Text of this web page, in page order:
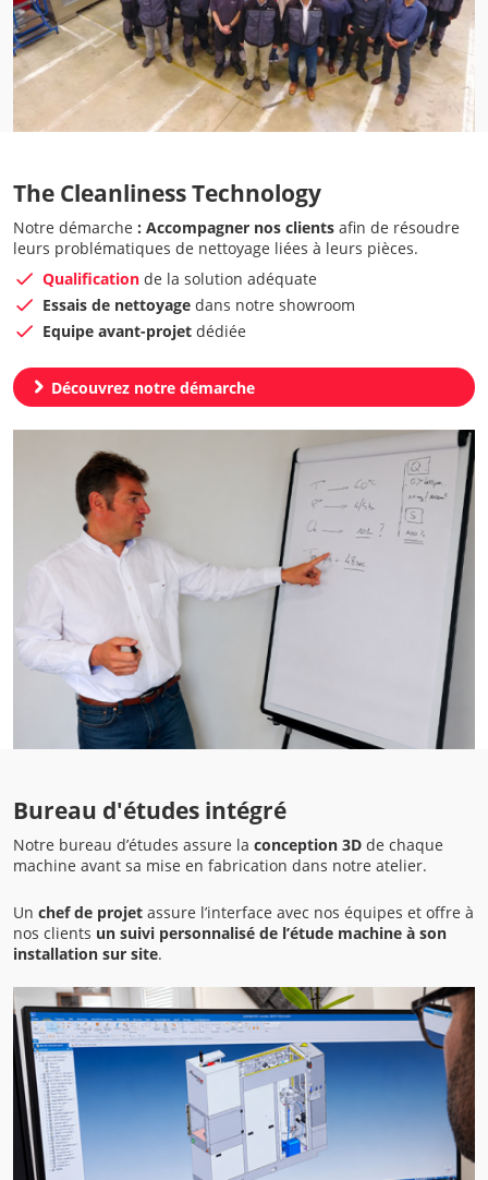
The Cleanliness Technology
Notre démarche : Accompagner nos clients afin de résoudre
leurs problématiques de nettoyage liées à leurs pièces.
Qualification de la solution adéquate
Essais de nettoyage dans notre showroom
Equipe avant-projet dédiée
chevron_right Découvrez notre démarche
Bureau d'études intégré
Notre bureau d’études assure la conception 3D de chaque
machine avant sa mise en fabrication dans notre atelier.
Un chef de projet assure l’interface avec nos équipes et offre à
nos clients un suivi personnalisé de l’étude machine à son
installation sur site.